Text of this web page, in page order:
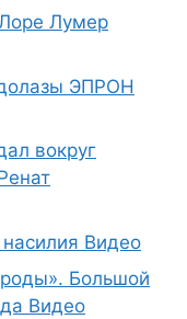
Лумер
ЭПРОН
вокруг
Видео
Большой
Видео